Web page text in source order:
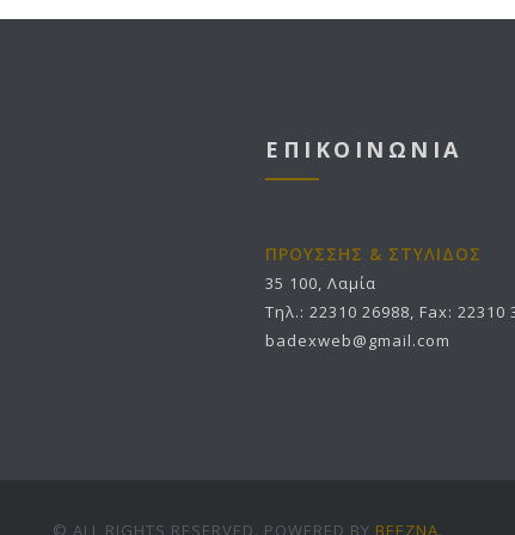
ΕΠΙΚΟΙΝΩΝΙΑ
ΠΡΟΥΣΣΗΣ & ΣΤΥΛΙΔΟΣ
35 100, Λαμία
Τηλ.: 22310 26988, Fax: 22310
badexweb@gmail.com
© ALL RIGHTS RESERVED. POWERED BY BEEZNA.